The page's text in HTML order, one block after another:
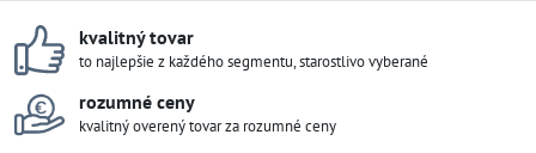
kvalitný tovar
to najlepšie z každého segmentu, starostlivo vyberané
rozumné ceny
kvalitný overený tovar za rozumné ceny